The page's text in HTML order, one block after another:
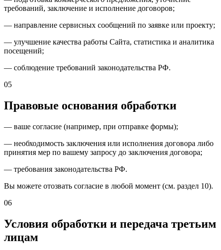
требований, заключение и исполнение договоров;
— направление сервисных сообщений по заявке или проекту;
— улучшение качества работы Сайта, статистика и аналитика
посещений;
— соблюдение требований законодательства РФ.
05
Правовые основания обработки
— ваше согласие (например, при отправке формы);
— необходимость заключения или исполнения договора либо
принятия мер по вашему запросу до заключения договора;
— требования законодательства РФ.
Вы можете отозвать согласие в любой момент (см. раздел 10).
06
Условия обработки и передача третьим
лицам